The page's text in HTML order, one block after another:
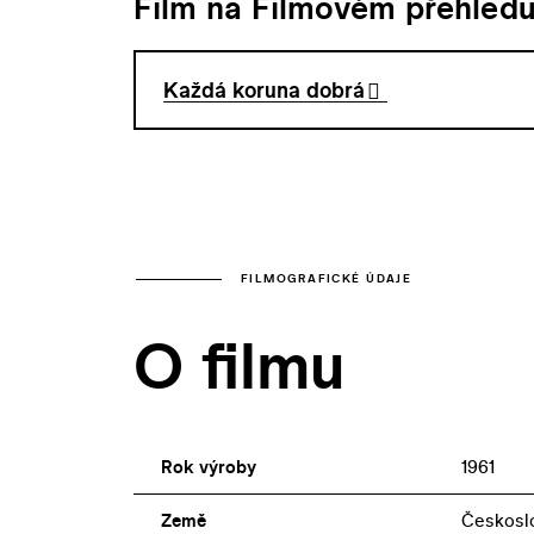
Každá koruna dobrá
FILMOGRAFICKÉ ÚDAJE
O filmu
Rok výroby 1961
Země